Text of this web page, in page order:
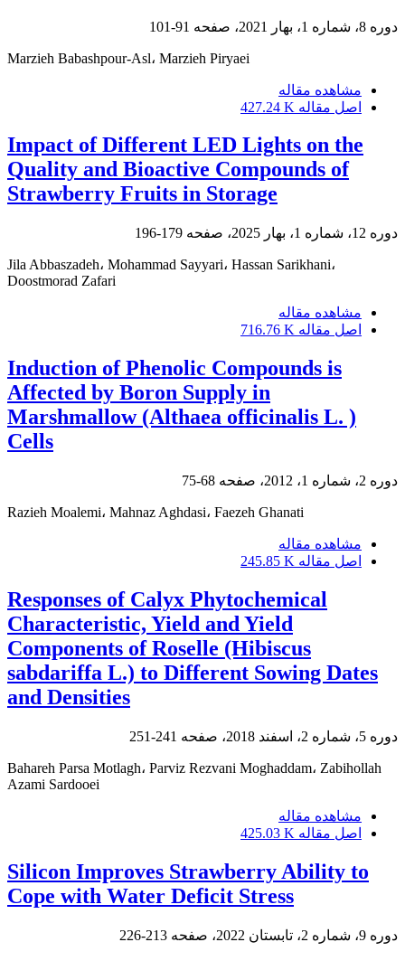
دوره 8، شماره 1، بهار 2021، صفحه 91-101
Marzieh Babashpour-Asl، Marzieh Piryaei
مشاهده مقاله
اصل مقاله 427.24 K
Impact of Different LED Lights on the
Quality and Bioactive Compounds of
Strawberry Fruits in Storage
دوره 12، شماره 1، بهار 2025، صفحه 179-196
Jila Abbaszadeh، Mohammad Sayyari، Hassan Sarikhani،
Doostmorad Zafari
مشاهده مقاله
اصل مقاله 716.76 K
Induction of Phenolic Compounds is
Affected by Boron Supply in
Marshmallow (Althaea officinalis L. )
Cells
دوره 2، شماره 1، 2012، صفحه 68-75
Razieh Moalemi، Mahnaz Aghdasi، Faezeh Ghanati
مشاهده مقاله
اصل مقاله 245.85 K
Responses of Calyx Phytochemical
Characteristic, Yield and Yield
Components of Roselle (Hibiscus
sabdariffa L.) to Different Sowing Dates
and Densities
دوره 5، شماره 2، اسفند 2018، صفحه 241-251
Bahareh Parsa Motlagh، Parviz Rezvani Moghaddam، Zabihollah
Azami Sardooei
مشاهده مقاله
اصل مقاله 425.03 K
Silicon Improves Strawberry Ability to
Cope with Water Deficit Stress
دوره 9، شماره 2، تابستان 2022، صفحه 213-226